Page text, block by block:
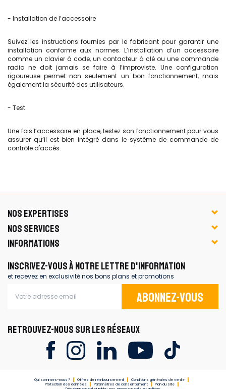
- Installation de l’accessoire
Suivez les instructions fournies par le fabricant pour garantir une
installation conforme aux normes. L’installation d’un accessoire
comme un clavier à code, un contacteur à clé ou une commande
radio ne doit jamais se faire à l’improviste. Une configuration
rigoureuse permet non seulement un bon fonctionnement, mais
également la sécurité des utilisateurs.
- Test
Une fois l’accessoire en place, testez son fonctionnement pour vous
assurer qu’il est bien intégré dans le système de commande de
contrôle d'accès.
NOS EXPERTISES
NOS SERVICES
INFORMATIONS
INSCRIVEZ-VOUS À NOTRE LETTRE D'INFORMATION
et recevez en exclusivité nos bons plans et promotions
Abonnez-vous
RETROUVEZ-NOUS SUR LES RÉSEAUX
Qui sommes-nous ? Offres de remboursement
Conditions générales de vente
Protection des données
Paramètres de consentement
Plan du site